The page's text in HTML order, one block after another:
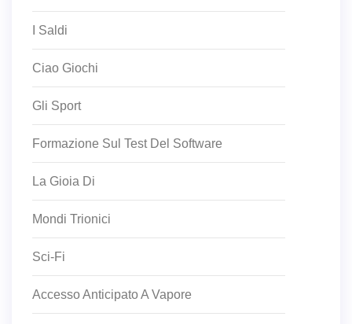
I Saldi
Ciao Giochi
Gli Sport
Formazione Sul Test Del Software
La Gioia Di
Mondi Trionici
Sci-Fi
Accesso Anticipato A Vapore